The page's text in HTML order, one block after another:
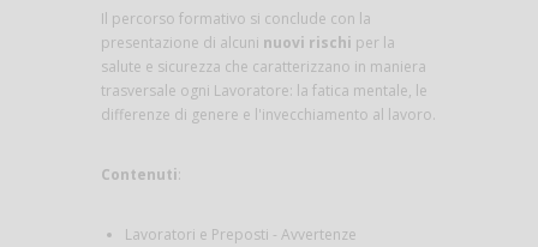
Il percorso formativo si conclude con la
presentazione di alcuni nuovi rischi per la
salute e sicurezza che caratterizzano in maniera
trasversale ogni Lavoratore: la fatica mentale, le
differenze di genere e l'invecchiamento al lavoro.
Contenuti:
Lavoratori e Preposti - Avvertenze